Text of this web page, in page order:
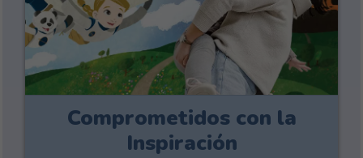
Comprometidos con la
Inspiración